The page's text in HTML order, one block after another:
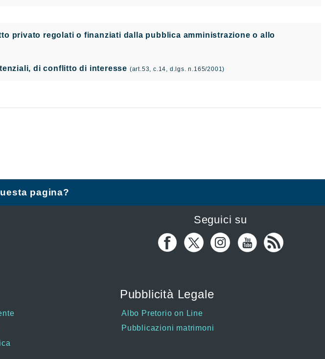
privato regolati o finanziati dalla pubblica amministrazione o allo
di conflitto di interesse (art.53, c.14, d.lgs. n.165/2001)
pagina?
Pubblicità Legale
Albo Pretorio on Line
Pubblicazioni matrimoni
Seguici su